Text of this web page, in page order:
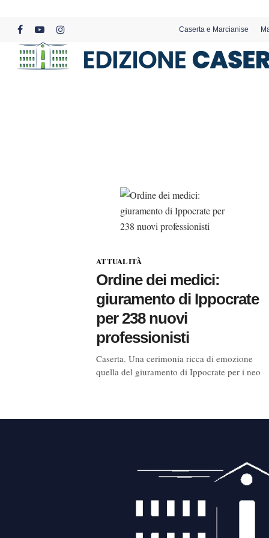
content
facebookyoutubeinstagram
Caserta e Marcianise
ATTUALITÀ
Ordine dei medici:
giuramento di Ippocrate
per 238 nuovi
professionisti
Caserta. Una cerimonia ricca di emozione
quella del giuramento di Ippocrate per i neo